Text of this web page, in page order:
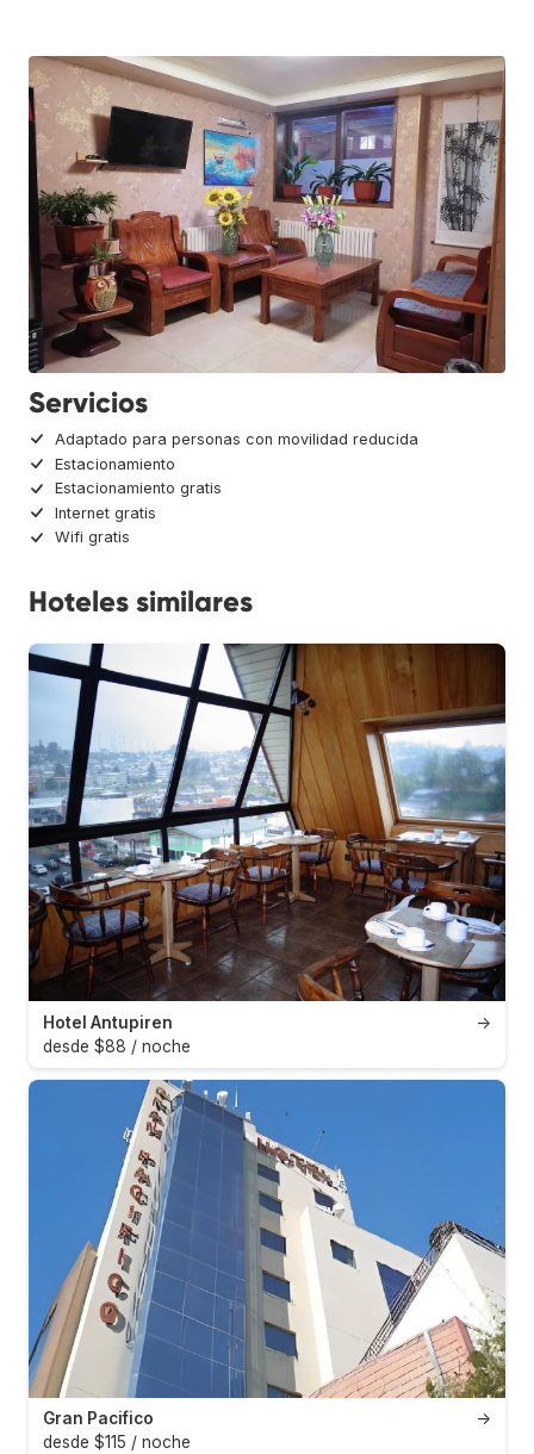
Servicios
Adaptado para personas con movilidad reducida
Estacionamiento
Estacionamiento gratis
Internet gratis
Wifi gratis
Hoteles similares
→
Hotel Antupiren
desde $88 / noche
→
Gran Pacifico
desde $115 / noche